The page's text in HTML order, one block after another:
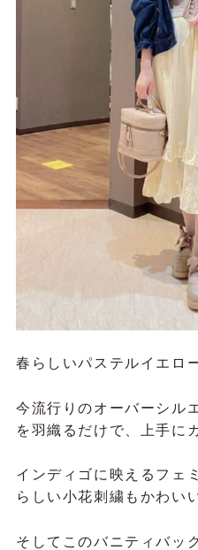
春らしいパステルイエロ
今流行りのオーバーシル
を羽織るだけで、上手に
インディゴに映えるフェ
らしい小花刺繍もかわい
そしてこのバニティバッ